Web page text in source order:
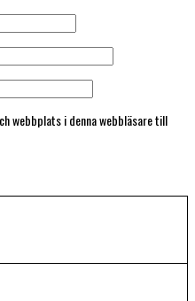
webbplats i denna webbläsare till